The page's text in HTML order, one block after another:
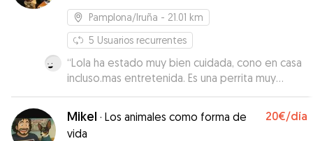
Pamplona/Iruña - 21.01 km
5 Usuarios recurrentes
“Lola ha estado muy bien cuidada, cono en casa
incluso.mas entretenida. Es una perrita muy
mayor con cuidados especiales y toso ha
ido.genial. sin duda si lo necesito volverá con
Anabel. Muchas gracias”
Mikel · Los animales como forma de
vida
20€/día